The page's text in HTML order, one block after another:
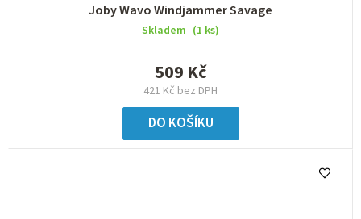
Joby Wavo Windjammer Savage
Skladem (1 ks)
421 Kč bez DPH
509 Kč
DO KOŠÍKU